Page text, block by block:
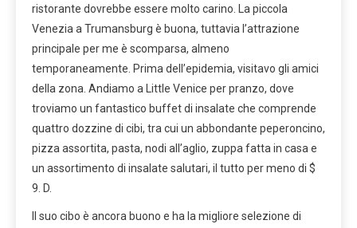
ristorante dovrebbe essere molto carino. La piccola
Venezia a Trumansburg è buona, tuttavia l’attrazione
principale per me è scomparsa, almeno
temporaneamente. Prima dell’epidemia, visitavo gli amici
della zona. Andiamo a Little Venice per pranzo, dove
troviamo un fantastico buffet di insalate che comprende
quattro dozzine di cibi, tra cui un abbondante peperoncino,
pizza assortita, pasta, nodi all’aglio, zuppa fatta in casa e
un assortimento di insalate salutari, il tutto per meno di $
9. D.
Il suo cibo è ancora buono e ha la migliore selezione di